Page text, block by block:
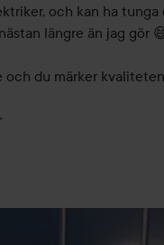
och kan ha tunga
längre än jag gör
och du märker